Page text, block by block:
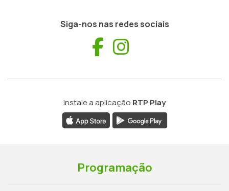
Siga-nos nas redes sociais
Facebook
Instale a aplicação RTP Play
Programação